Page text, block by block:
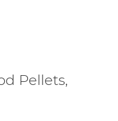
Pellets,